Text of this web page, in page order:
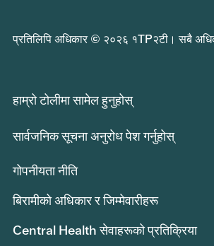
प्रतिलिपि अधिकार © २०२६ १TP२टी। सबै
हाम्रो टोलीमा सामेल हुनुहोस्
सार्वजनिक सूचना अनुरोध पेश गर्नुहोस्
गोपनीयता नीति
बिरामीको अधिकार र जिम्मेवारीहरू
Central Health सेवाहरूको प्रतिक्रिया